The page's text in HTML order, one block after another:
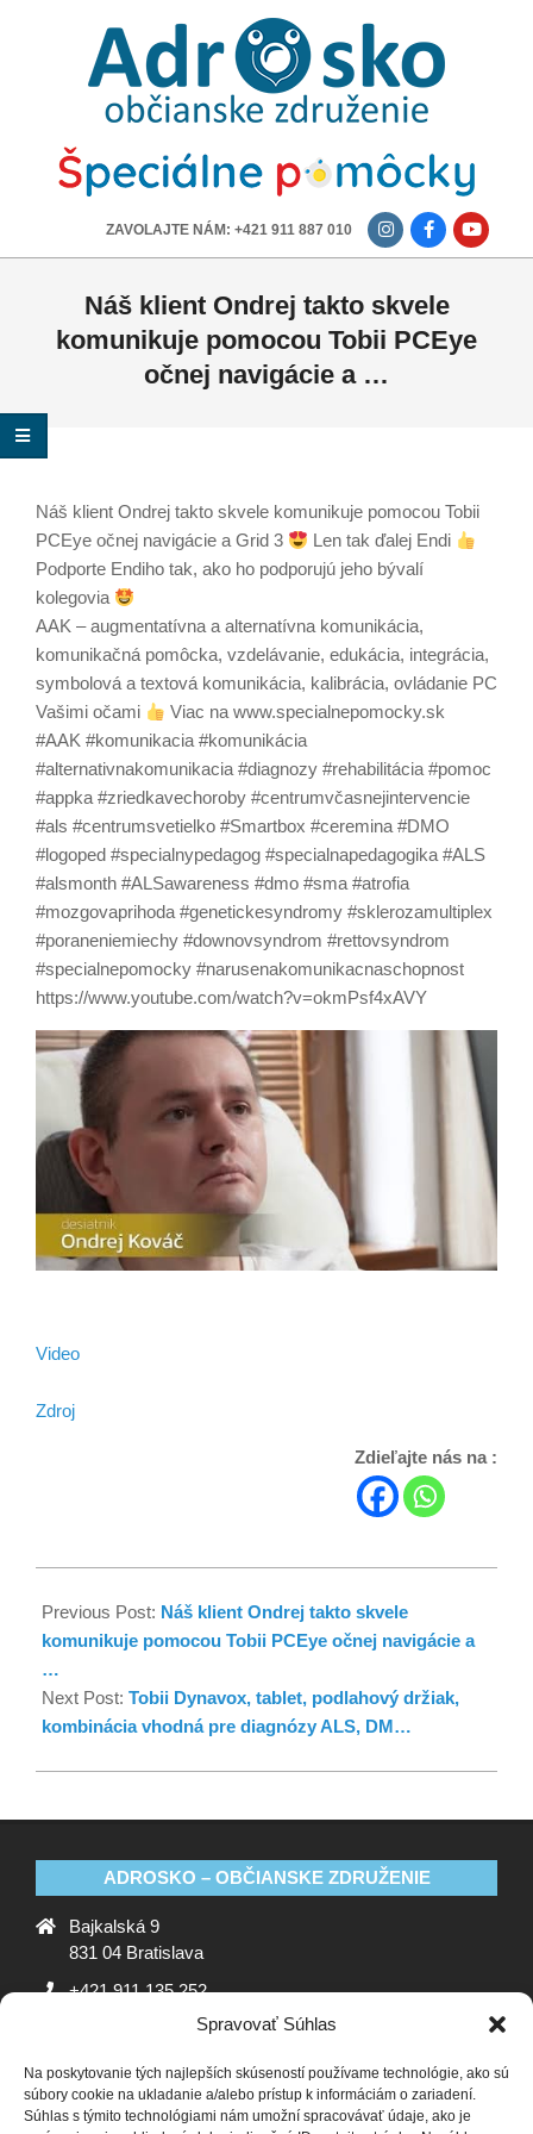
Spravovať Súhlas
Na poskytovanie tých najlepších skúseností používame technológie, ako sú
súbory cookie na ukladanie a/alebo prístup k informáciám o zariadení.
Súhlas s týmito technológiami nám umožní spracovávať údaje, ako je
ADROSKO
OBČIANSKE
ZDRUŽENIE
ZAVOLAJTE NÁM: +421 911 887 010
Náš klient Ondrej takto skvele
komunikuje pomocou Tobii PCEye
očnej navigácie a …
Náš klient Ondrej takto skvele komunikuje pomocou Tobii
PCEye očnej navigácie a Grid 3
Len tak ďalej Endi
Podporte Endiho tak, ako ho podporujú jeho bývalí
kolegovia
AAK – augmentatívna a alternatívna komunikácia,
komunikačná pomôcka, vzdelávanie, edukácia, integrácia,
symbolová a textová komunikácia, kalibrácia, ovládanie PC
Vašimi očami
Viac na www.specialnepomocky.sk
#AAK #komunikacia #komunikácia
#alternativnakomunikacia #diagnozy #rehabilitácia #pomoc
#appka #zriedkavechoroby #centrumvčasnejintervencie
#als #centrumsvetielko #Smartbox #ceremina #DMO
#logoped #specialnypedagog #specialnapedagogika #ALS
#alsmonth #ALSawareness #dmo #sma #atrofia
#mozgovaprihoda #genetickesyndromy #sklerozamultiplex
#poraneniemiechy #downovsyndrom #rettovsyndrom
#specialnepomocky #narusenakomunikacnaschopnost
https://www.youtube.com/watch?v=okmPsf4xAVY
Video
Zdroj
Zdieľajte nás na :
Previous Post: Náš klient Ondrej takto skvele
komunikuje pomocou Tobii PCEye očnej navigácie a
…
Next Post: Tobii Dynavox, tablet, podlahový držiak,
kombinácia vhodná pre diagnózy ALS, DM…
ADROSKO – OBČIANSKE ZDRUŽENIE
Bajkalská 9
831 04 Bratislava
+421 911 135 252
ADROSKO